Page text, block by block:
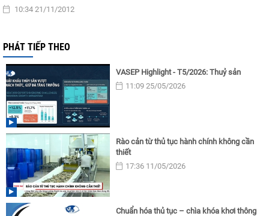
10:34 21/11/2012
PHÁT TIẾP THEO
VASEP Highlight - T5/2026: Thuỷ sản
11:09 25/05/2026
Rào cản từ thủ tục hành chính không cần
thiết
17:36 11/05/2026
Chuẩn hóa thủ tục – chìa khóa khơi thông